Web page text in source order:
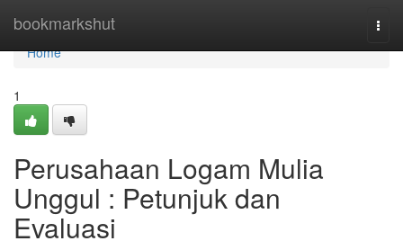
bookmarkshut
Home
Home
1
Perusahaan Logam Mulia
Unggul : Petunjuk dan
Evaluasi